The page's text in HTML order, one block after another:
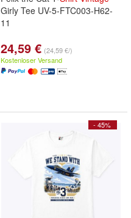
Girly Tee UV-5-FTC003-H62-
11
24,59 € (24,59 €/)
Kostenloser Versand
- 45%